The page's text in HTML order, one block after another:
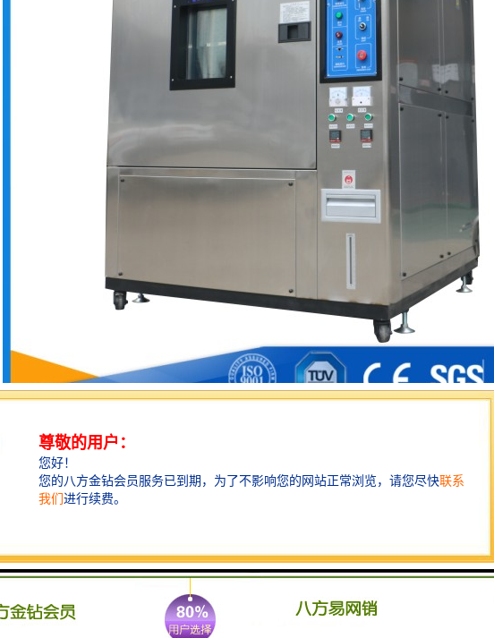
要结构和配置：
：
料为SUS304不锈钢板，外壁材料为冷轧钢板，外表面静电涂漆处理，颜色为浅灰白色
。
防滑的花纹钢板，防滑斜坡应保证小车可方便地出入工作间。可根据客户要求安装轨道。